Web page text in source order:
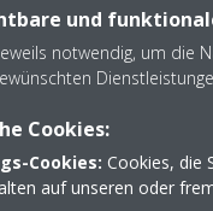
und
notwendig, um die
Cookies:
Cookies: Cookies, die
auf unseren oder